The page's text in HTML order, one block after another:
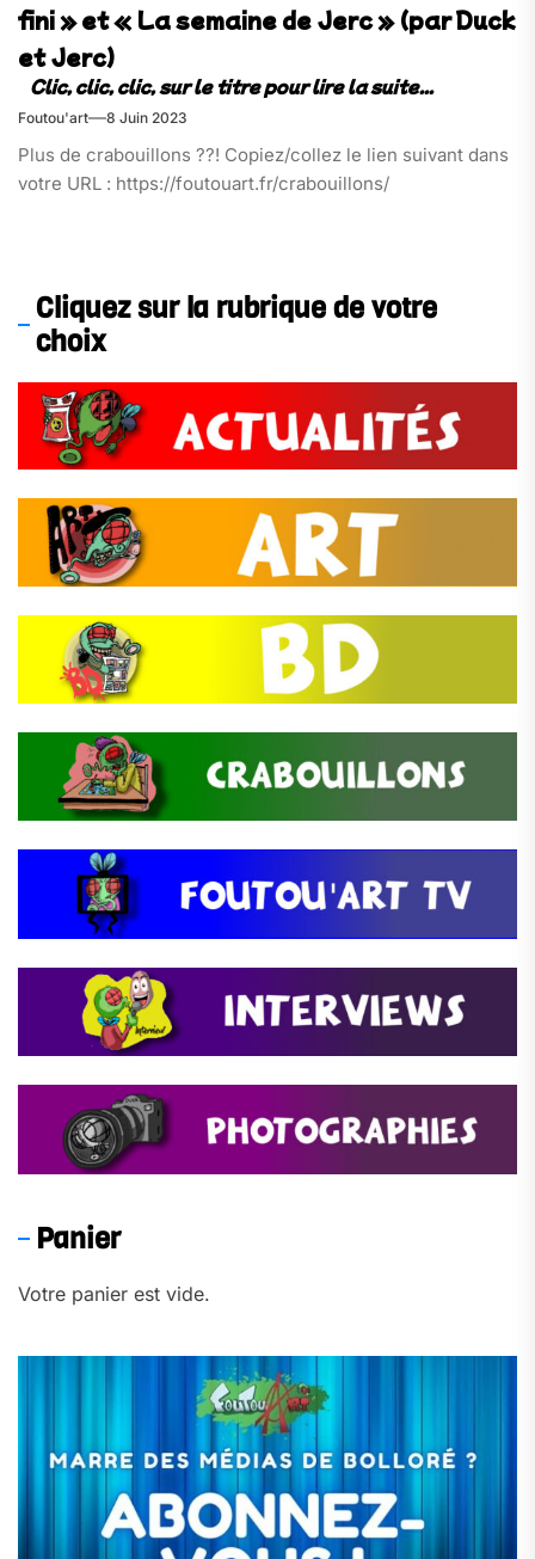
fini » et « La semaine de Jerc » (par Duck
et Jerc)
Foutou'art 8 Juin 2023
Plus de crabouillons ??! Copiez/collez le lien suivant dans
votre URL : https://foutouart.fr/crabouillons/
Cliquez sur la rubrique de votre
choix
Panier
Votre panier est vide.